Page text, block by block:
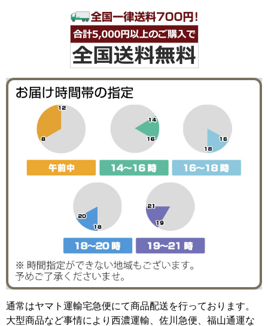
通常はヤマト運輸宅急便にて商品配送を行っております。
大型商品など事情により西濃運輸、佐川急便、福山通運な